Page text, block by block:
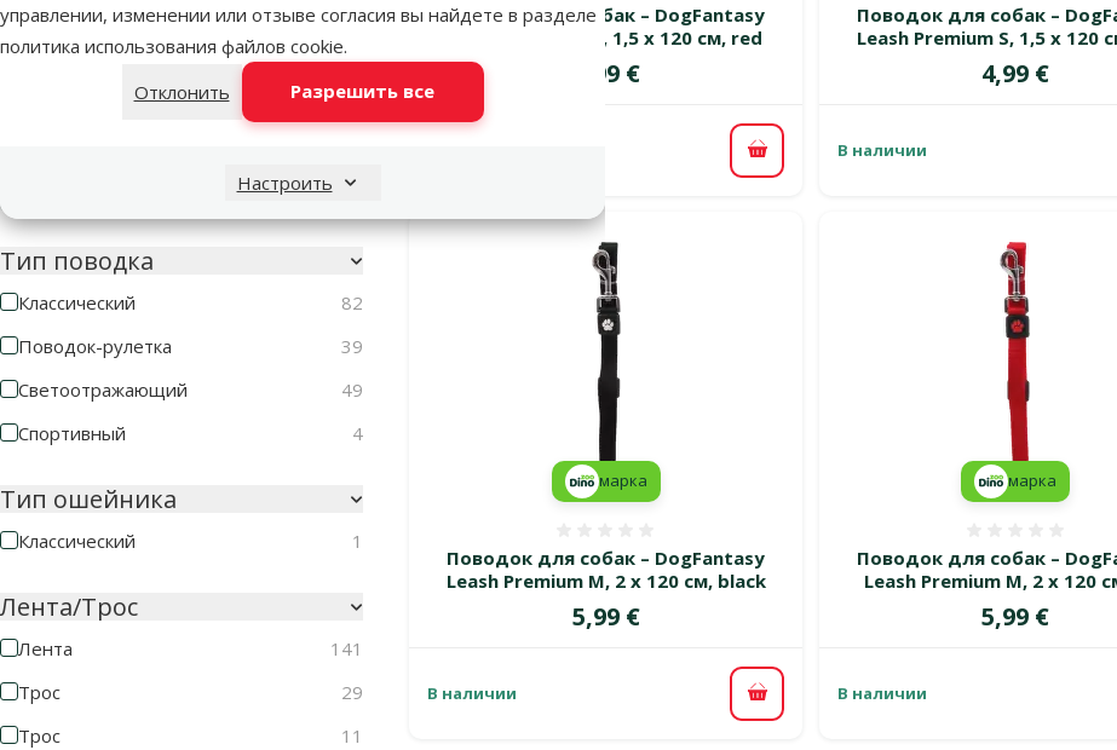
управлении, изменении или отзыве согласия вы найдете в разделе
политика использования файлов cookie.
Отклонить
Разрешить все
Настроить
Полиэстер
16
Ткань
1
3
КремовыйНеоновый оранжевый/Неоновый зеленый
Оранжевый
РозовыйСветло-серый
СерыйСиний
Темно-серый
Фиолетовый
ЧерныйЧерный/Серебряный
Тип поводка
Классический
82
Поводок-рулетка
39
Светоотражающий
49
Спортивный
4
Тип ошейника
Классический 1
Лента/Трос
Лента
141
Трос
29
Трос
11
Поводок для собак – DogFantasy
Leash Premium S, 1,5 x 120 см, red
Цена
4,99 €
В корзину
Поводок для собак –
Leash Premium S, 1,5 x 120
Цена
4,99 €
В наличии
Поводок для собак – DogFantasy
Leash Premium M, 2 x 120 см, black
Цена
5,99 €
марка
В наличии В корзину
Поводок для собак –
Leash Premium M, 2 x 120
Цена
5,99 €
марка
В наличии